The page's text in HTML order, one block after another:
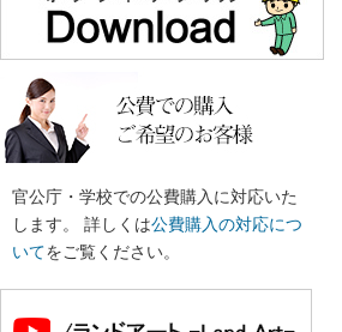
官公庁・学校での公費購入に対応いた
します。 詳しくは公費購入の対応につ
いてをご覧ください。